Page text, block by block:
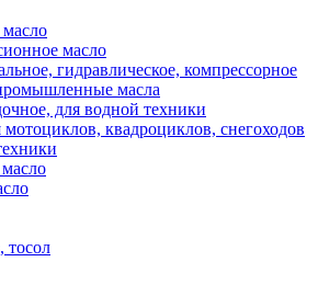
масло
гидравлическое, компрессорное
масла
для водной техники
квадроциклов, снегоходов
тосол